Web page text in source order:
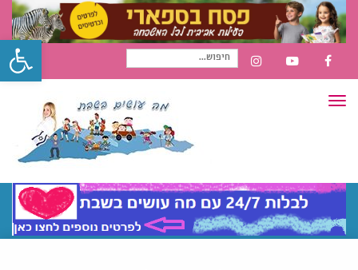
FACEBOOK
YOUTUBE
INSTAGRAM
חיפוש
תפריט
פתח